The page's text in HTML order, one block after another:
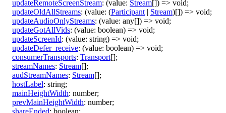
updateRemoteScreenStream: (value: Stream[]) => void;
updateOldAllStreams: (value: (Participant | Stream)[]) => void;
updateAudioOnlyStreams: (value: any[]) => void;
updateGotAllVids: (value: boolean) => void;
updateScreenId: (value: string) => void;
updateDefer_receive: (value: boolean) => void;
consumerTransports: Transport[];
streamNames: Stream[];
audStreamNames: Stream[];
hostLabel: string;
mainHeightWidth: number;
prevMainHeightWidth: number;
shareEnded: boolean;